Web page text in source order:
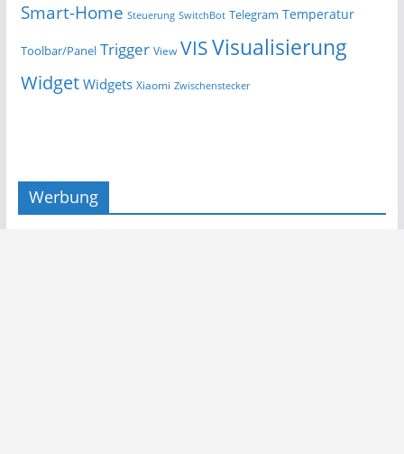
Smart-Home Steuerung SwitchBot Telegram Temperatur
Toolbar/Panel Trigger View VISVisualisierung
Widget Widgets Xiaomi Zwischenstecker
Werbung